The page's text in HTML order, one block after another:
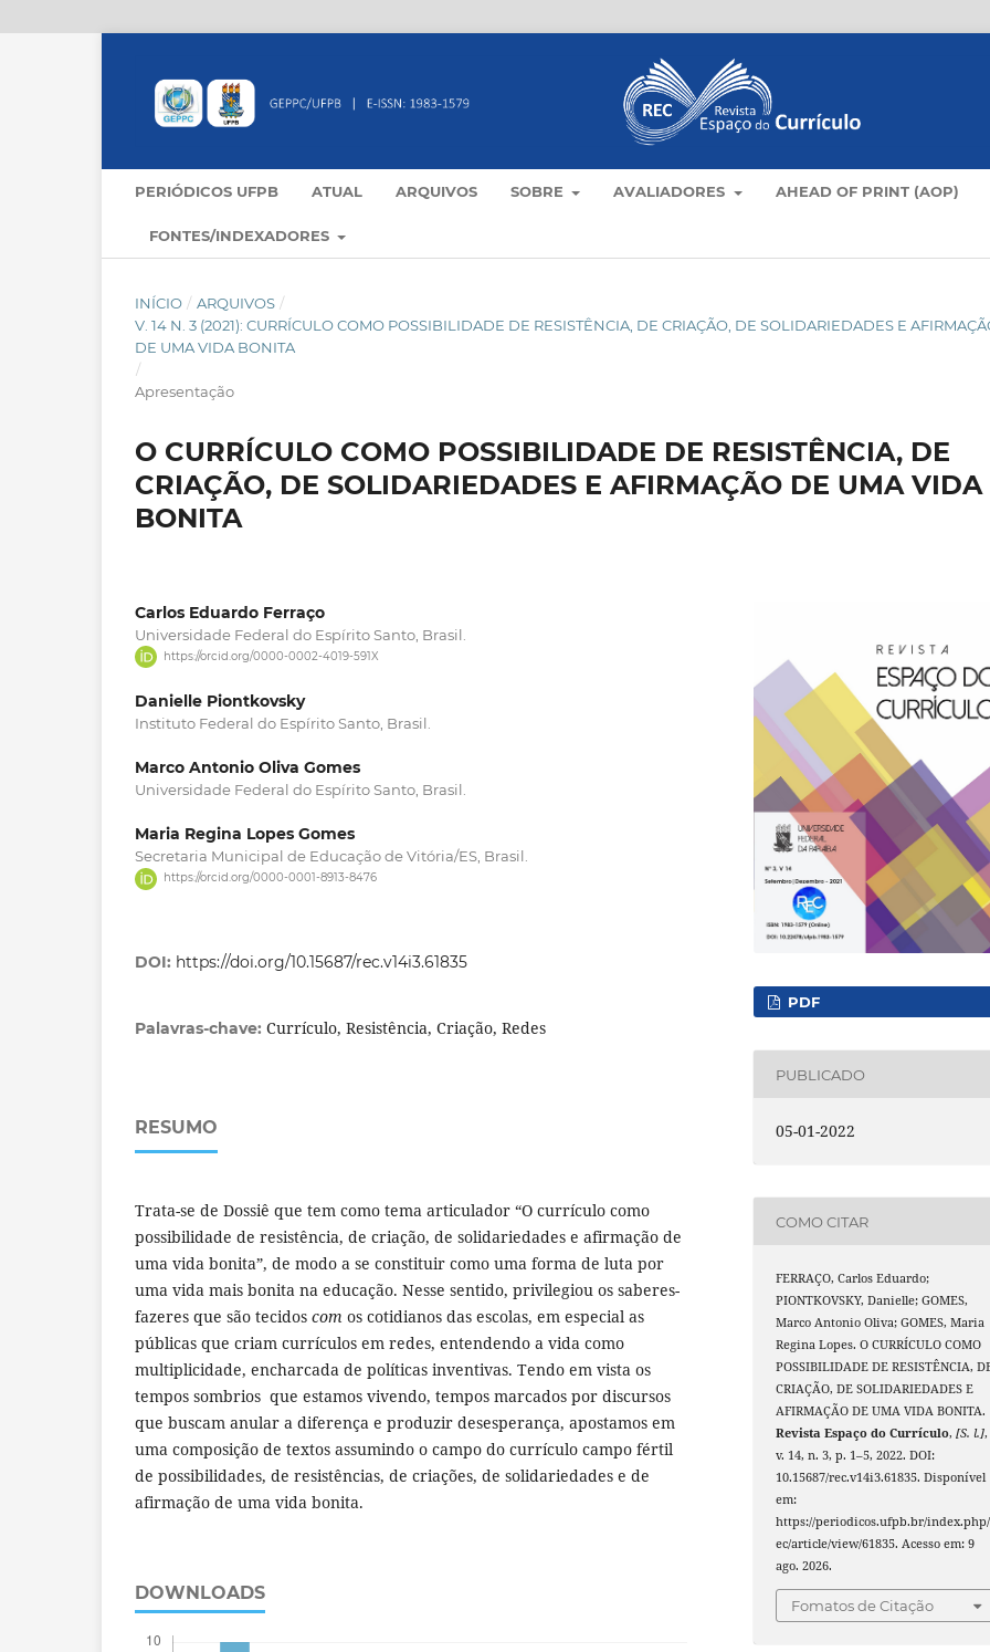
PERIÓDICOS UFPB ATUAL ARQUIVOS SOBRE AVALIADORES AHEAD OF PRINT (AOP)
FONTES/INDEXADORES
INÍCIO / ARQUIVOS /
V. 14 N. 3 (2021): CURRÍCULO COMO POSSIBILIDADE DE RESISTÊNCIA, DE CRIAÇÃO, DE SOLIDARIEDADES E
DE UMA VIDA BONITA
/
Apresentação
O CURRÍCULO COMO POSSIBILIDADE DE RESISTÊNCIA, DE
CRIAÇÃO, DE SOLIDARIEDADES E AFIRMAÇÃO DE UMA VIDA
BONITA
Carlos Eduardo Ferraço
Universidade Federal do Espírito Santo, Brasil.
https://orcid.org/0000-0002-4019-591X
Danielle Piontkovsky
Instituto Federal do Espírito Santo, Brasil.
Marco Antonio Oliva Gomes
Universidade Federal do Espírito Santo, Brasil.
Maria Regina Lopes Gomes
Secretaria Municipal de Educação de Vitória/ES, Brasil.
https://orcid.org/0000-0001-8913-8476
DOI: https://doi.org/10.15687/rec.v14i3.61835
Palavras-chave: Currículo, Resistência, Criação, Redes
RESUMO
Trata-se de Dossiê que tem como tema articulador “O currículo como
possibilidade de resistência, de criação, de solidariedades e afirmação de
uma vida bonita”, de modo a se constituir como uma forma de luta por
uma vida mais bonita na educação. Nesse sentido, privilegiou os saberes-
fazeres que são tecidos com os cotidianos das escolas, em especial as
públicas que criam currículos em redes, entendendo a vida como
multiplicidade, encharcada de políticas inventivas. Tendo em vista os
tempos sombrios que estamos vivendo, tempos marcados por discursos
que buscam anular a diferença e produzir desesperança, apostamos em
uma composição de textos assumindo o campo do currículo campo fértil
de possibilidades, de resistências, de criações, de solidariedades e de
afirmação de uma vida bonita.
DOWNLOADS
PDF
PUBLICADO
05-01-2022
COMO CITAR
FERRAÇO, Carlos Eduardo;
PIONTKOVSKY, Danielle; GOMES,
Marco Antonio Oliva; GOMES, Maria
Regina Lopes. O CURRÍCULO COMO
POSSIBILIDADE DE RESISTÊNCIA,
CRIAÇÃO, DE SOLIDARIEDADES E
AFIRMAÇÃO DE UMA VIDA BONITA.
Revista Espaço do Currículo,[S. l.],
v. 14, n. 3, p. 1–5, 2022. DOI:
10.15687/rec.v14i3.61835. Disponível
em:
https://periodicos.ufpb.br/
ec/article/view/61835. Acesso em: 9
ago. 2026.
Fomatos de Citação